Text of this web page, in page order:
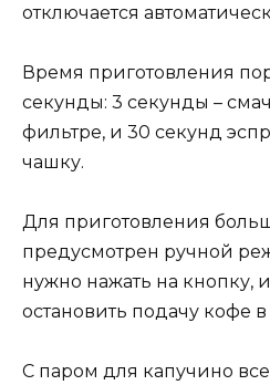
отключается
Время приготовления
секунды: 3 секунды –
фильтре, и 30 секунд
чашку.
Для приготовления
предусмотрен ручной
нужно нажать на кнопку, и
остановить подачу кофе
С паром для капучино все